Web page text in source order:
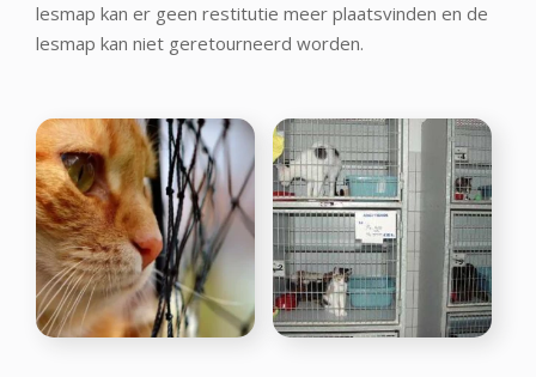
lesmap kan er geen restitutie meer plaatsvinden en de
lesmap kan niet geretourneerd worden.